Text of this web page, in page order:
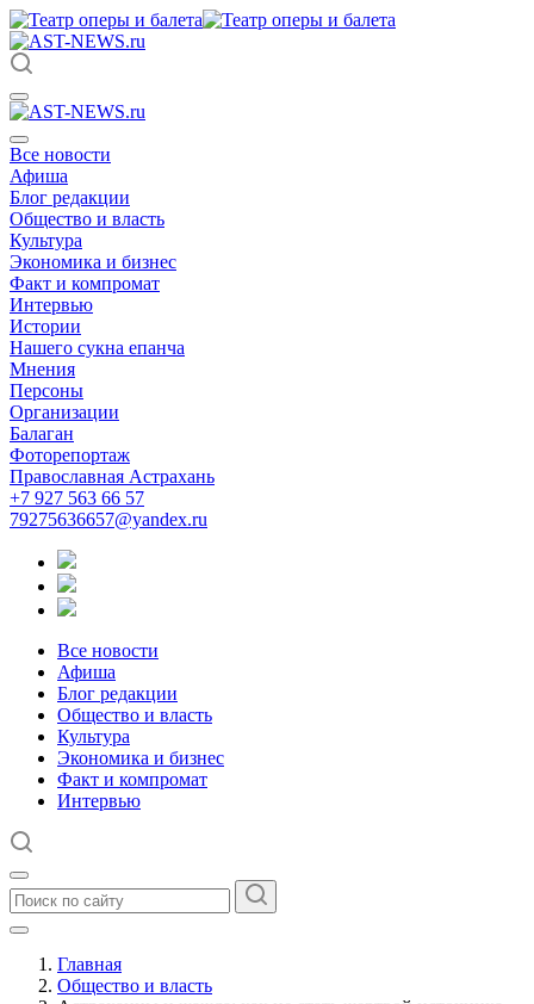
Все новости
Афиша
Блог редакции
Общество и власть
Культура
Экономика и бизнес
Факт и компромат
Интервью
Истории
Нашего сукна епанча
Мнения
Персоны
Организации
Балаган
Фоторепортаж
Православная Астрахань
+7 927 563 66 57
79275636657@yandex.ru
Все новости
Афиша
Блог редакции
Общество и власть
Культура
Экономика и бизнес
Факт и компромат
Интервью
Главная
Общество и власть